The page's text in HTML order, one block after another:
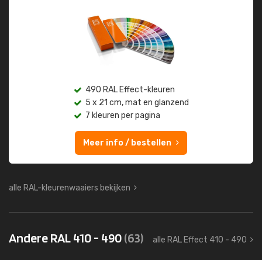
490 RAL Effect-kleuren
5 x 21 cm, mat en glanzend
7 kleuren per pagina
Meer info / bestellen
alle RAL-kleurenwaaiers bekijken
Andere RAL 410 - 490(63) alle RAL Effect 410 - 490